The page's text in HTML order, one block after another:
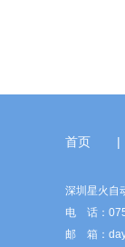
首页 |
深圳星火自
电 话：
邮 箱：